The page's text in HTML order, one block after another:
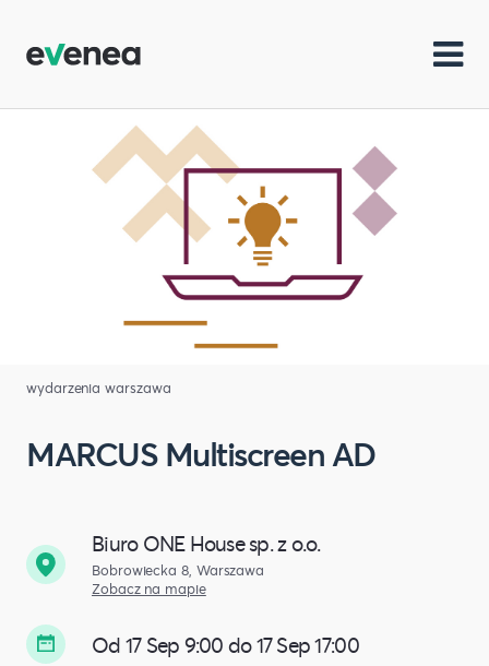
wydarzenia warszawa
MARCUS Multiscreen AD
Biuro ONE House sp. z o.o.
Bobrowiecka 8, Warszawa
Zobacz na mapie
Od 17 Sep 9:00 do 17 Sep 17:00